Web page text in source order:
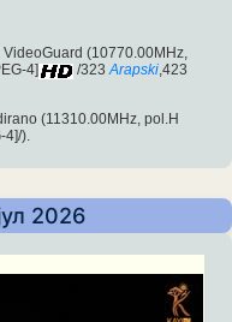
(10770.00MHz,
4]
/323 Arapski,423
(11310.00MHz, pol.H
).
2026